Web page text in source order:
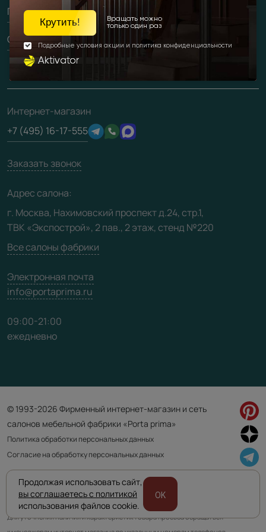
Рейки, баффели, стеллажи
Погонаж
Накладки на дверь
Гарантия
Вопрос-ответ
Отзывы клиентов
Техническая информация
Юридическая информация
Вызов замерщика
Доставка
Монтаж
Ремонт дверей
Партнерам
Дизайнерам / архитекторам
Франшизам / дилерам
Скачать материалы
3D-модели
О компании
Контакты
О фабрике
Сертификаты
Производство
Вакансии
Видео
Карта сайта
Интернет-магазин
+7 (495) 16-17-555
Заказать звонок
Адрес салона:
г. Москва, Нахимовский проспект д.24, стр.1,
ТВК «Экспострой», 2 пав., 2 этаж, стенд №220
Все салоны фабрики
Электронная почта
info@portaprima.ru
09:00-21:00
ежедневно
© 1993-2026 Фирменный интернет-магазин и сеть
салонов мебельной фабрики «Porta prima»
Политика обработки персональных данных
Согласие на обработку персональных данных
Приведенная на сайте информация не является публичной офертой
и носит информационно ознакомительный характер.
Для уточнения наличия и характеристик товара просьба обращаться
Продолжая использовать сайт,
вы соглашаетесь с политикой
использования файлов cookie.
OK